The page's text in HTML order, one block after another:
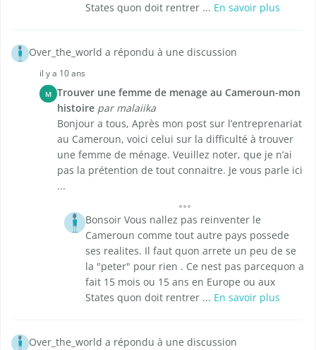
States quon doit rentrer ... En savoir plus
Over_the_world a répondu à une discussion
il y a 10 ans
M Trouver une femme de menage au Cameroun-mon
histoire par malaiika
Bonjour a tous, Après mon post sur l’entreprenariat
au Cameroun, voici celui sur la difficulté à trouver
une femme de ménage. Veuillez noter, que je n’ai
pas la prétention de tout connaitre. Je vous parle ici
...
Bonsoir Vous nallez pas reinventer le
Cameroun comme tout autre pays possede
ses realites. Il faut quon arrete un peu de se
la "peter" pour rien . Ce nest pas parcequon a
fait 15 mois ou 15 ans en Europe ou aux
States quon doit rentrer ... En savoir plus
Over_the_world a répondu à une discussion